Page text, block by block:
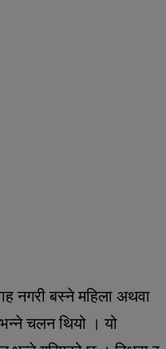
नगरी बस्ने महिला अथवा
चलन थियो । यो